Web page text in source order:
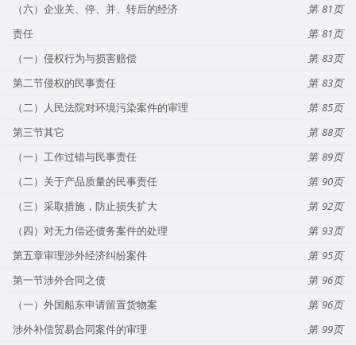
（六）企业关、停、并、转后的经济
81
责任
81
（一）侵权行为与损害赔偿
83
第二节侵权的民事责任
83
（二）人民法院对环境污染案件的审理
85
第三节其它
88
（一）工作过错与民事责任
89
（二）关于产品质量的民事责任
90
（三）采取措施，防止损失扩大
92
（四）对无力偿还债务案件的处理
93
第五章审理涉外经济纠纷案件
95
第一节涉外合同之债
96
（一）外国船东申请留置货物案
96
涉外补偿贸易合同案件的审理
99